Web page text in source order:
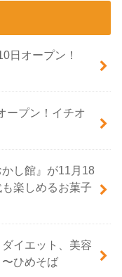
日オープン！
ープン！イチオ
かし館』が11月18
楽しめるお菓子
イエット、美容
ひめそば